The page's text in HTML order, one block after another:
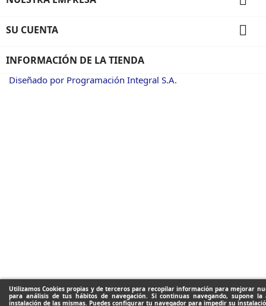
Utilizamos Cookies propias y de terceros para recopilar información para mejorar
para análisis de tus hábitos de navegación. Si continuas navegando, supone la
instalación de las mismas. Puedes configurar tu navegador para impedir su
SU CUENTA 
INFORMACIÓN DE LA TIENDA
Diseñado por Programación Integral S.A.